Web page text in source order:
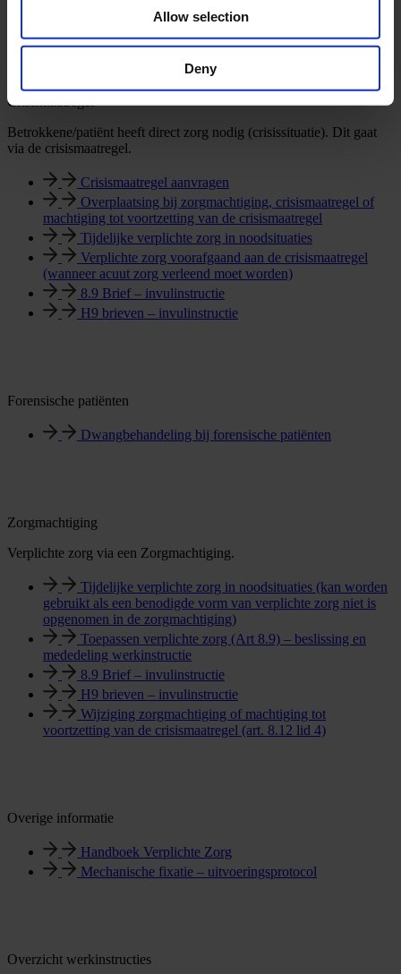
Allow selection
Deny
psychogeriatrische en verstandelijk gehandicapte cliënten (Wzd).
Crisismaatregel
Betrokkene/patiënt heeft direct zorg nodig (crisissituatie). Dit gaat
via de crisismaatregel.
Crisismaatregel aanvragen
Overplaatsing bij zorgmachtiging, crisismaatregel of
machtiging tot voortzetting van de crisismaatregel
Tijdelijke verplichte zorg in noodsituaties
Verplichte zorg voorafgaand aan de crisismaatregel
(wanneer acuut zorg verleend moet worden)
8.9 Brief – invulinstructie
H9 brieven – invulinstructie
Forensische patiënten
Dwangbehandeling bij forensische patiënten
Zorgmachtiging
Verplichte zorg via een Zorgmachtiging.
Tijdelijke verplichte zorg in noodsituaties (kan worden
gebruikt als een benodigde vorm van verplichte zorg niet is
opgenomen in de zorgmachtiging)
Toepassen verplichte zorg (Art 8.9) – beslissing en
mededeling werkinstructie
8.9 Brief – invulinstructie
H9 brieven – invulinstructie
Wijziging zorgmachtiging of machtiging tot
voortzetting van de crisismaatregel (art. 8.12 lid 4)
Overige informatie
Handboek Verplichte Zorg
Mechanische fixatie – uitvoeringsprotocol
Overzicht werkinstructies